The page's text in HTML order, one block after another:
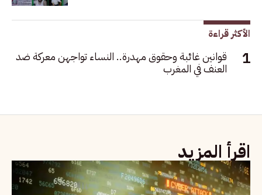
الأكثر قراءة
قوانين غائبة وحقوق مهدرة.. النساء تواجهن معركة ضد
العنف في المغرب
اقرأ المزيد